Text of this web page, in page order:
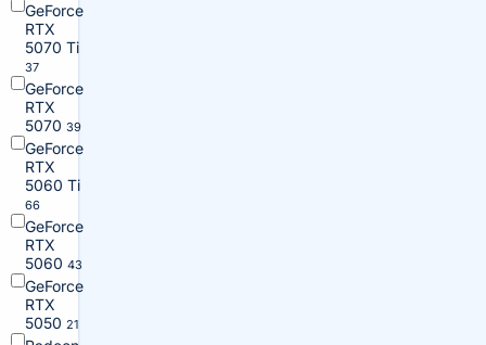
GeForce
RTX
5070 Ti
37
GeForce
RTX
5070 39
GeForce
RTX
5060 Ti
66
GeForce
RTX
5060 43
GeForce
RTX
5050 21